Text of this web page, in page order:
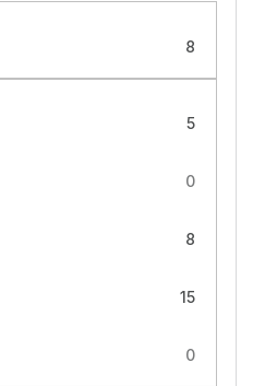
8
5
0
8
15
0